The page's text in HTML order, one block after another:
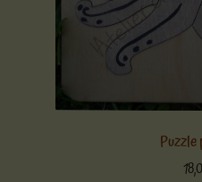
Puzzle